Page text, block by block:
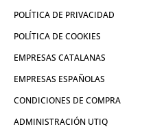
POLÍTICA DE PRIVACIDAD
POLÍTICA DE COOKIES
EMPRESAS CATALANAS
EMPRESAS ESPAÑOLAS
CONDICIONES DE COMPRA
ADMINISTRACIÓN UTIQ